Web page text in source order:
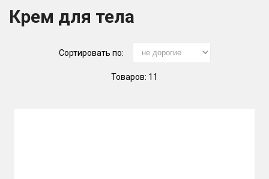
Крем для тела
Сортировать по:
Товаров: 11